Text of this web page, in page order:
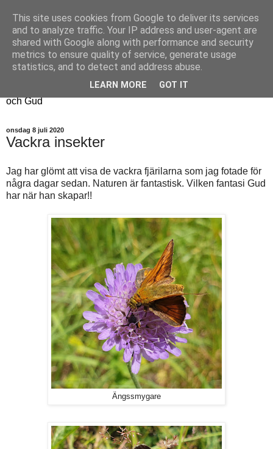
Fyren
Fyren finns för att sprida ljus i mörkret
För att påminna om guldkanterna i tillvaron
Här samsas jakt, hantverk, odling, och andra tankar om livet
och Gud
onsdag 8 juli 2020
Vackra insekter
Jag har glömt att visa de vackra fjärilarna som jag fotade för
några dagar sedan. Naturen är fantastisk. Vilken fantasi Gud
har när han skapar!!
Ängssmygare
This site uses cookies from Google to deliver its services
and to analyze traffic. Your IP address and user-agent are
shared with Google along with performance and security
metrics to ensure quality of service, generate usage
statistics, and to detect and address abuse.
LEARN MORE GOT IT